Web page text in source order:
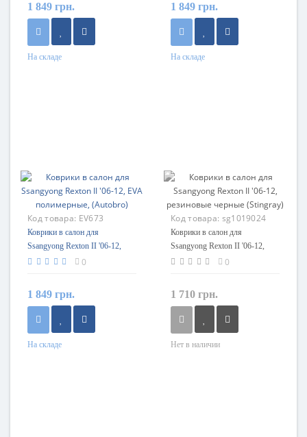
1 849 грн.
На складе
1 849 грн.
На складе
Код товара: EV673
Коврики в салон для
Ssangyong Rexton II '06-12,
EVA полимерные, (Autobro)
0
1 849 грн.
На складе
Код товара: sg1019024
Коврики в салон для
Ssangyong Rexton II '06-12,
резиновые черные (Stingray)
0
1 710 грн.
Нет в наличии